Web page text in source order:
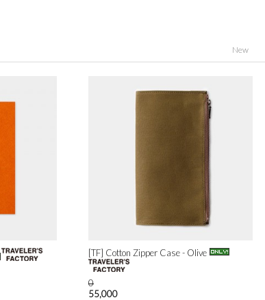
New
[TF] Cotton Zipper Case - Olive
0
55,000